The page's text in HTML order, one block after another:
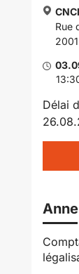
CNCI
Rue
Délai